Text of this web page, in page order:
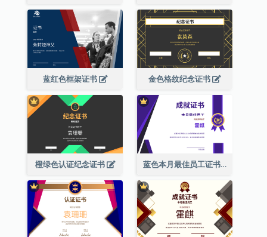
蓝红色框架证书 金色格纹纪念证书
橙绿色认证纪念证书 蓝色本月最佳员工证书(附标志)